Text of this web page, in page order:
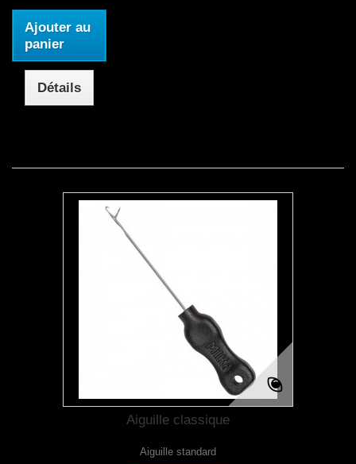
Ajouter au
panier
Détails
Aiguille classique
Aiguille standard